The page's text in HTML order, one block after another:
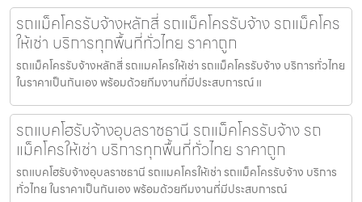
รถแม็คโครรับจ้างหลักสี่ รถแม็คโครรับจ้าง รถแม็คโคร
ให้เช่า บริการทุกพื้นที่ทั่วไทย ราคาถูก
รถแม็คโครรับจ้างหลักสี่ รถแมคโครให้เช่า รถแม็คโครรับจ้าง บริการทั่วไทย
ในราคาเป็นกันเอง พร้อมด้วยทีมงานที่มีประสบการณ์ แ
รถแบคโฮรับจ้างอุบลราชธานี รถแม็คโครรับจ้าง รถ
แม็คโครให้เช่า บริการทุกพื้นที่ทั่วไทย ราคาถูก
รถแบคโฮรับจ้างอุบลราชธานี รถแมคโครให้เช่า รถแม็คโครรับจ้าง บริการ
ทั่วไทย ในราคาเป็นกันเอง พร้อมด้วยทีมงานที่มีประสบการณ์